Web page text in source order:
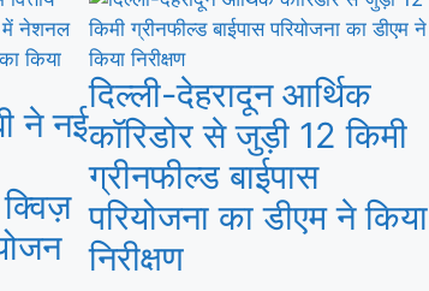
ने नई
दिल्ली-देहरादून आर्थिक
कॉरिडोर से जुड़ी 12 किमी
ग्रीनफील्ड बाईपास
परियोजना का डीएम ने किया
निरीक्षण